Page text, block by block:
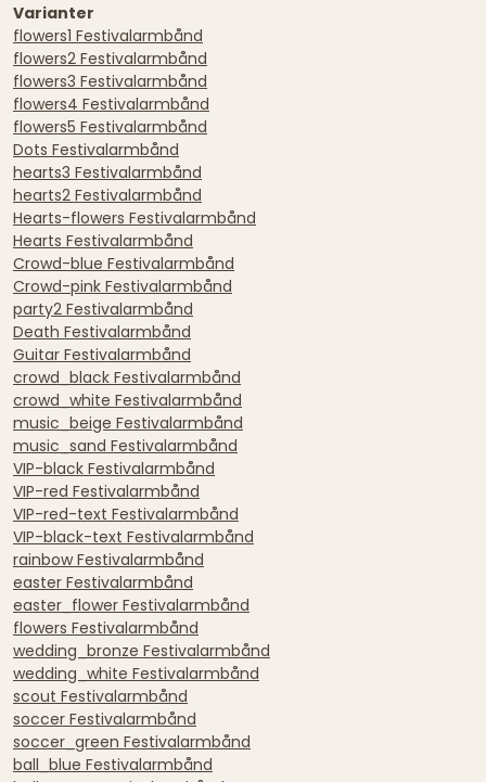
Varianter
flowers1 Festivalarmbånd
flowers2 Festivalarmbånd
flowers3 Festivalarmbånd
flowers4 Festivalarmbånd
flowers5 Festivalarmbånd
Dots Festivalarmbånd
hearts3 Festivalarmbånd
hearts2 Festivalarmbånd
Hearts-flowers Festivalarmbånd
Hearts Festivalarmbånd
Crowd-blue Festivalarmbånd
Crowd-pink Festivalarmbånd
party2 Festivalarmbånd
Death Festivalarmbånd
Guitar Festivalarmbånd
crowd_black Festivalarmbånd
crowd_white Festivalarmbånd
music_beige Festivalarmbånd
music_sand Festivalarmbånd
VIP-black Festivalarmbånd
VIP-red Festivalarmbånd
VIP-red-text Festivalarmbånd
VIP-black-text Festivalarmbånd
rainbow Festivalarmbånd
easter Festivalarmbånd
easter_flower Festivalarmbånd
flowers Festivalarmbånd
wedding_bronze Festivalarmbånd
wedding_white Festivalarmbånd
scout Festivalarmbånd
soccer Festivalarmbånd
soccer_green Festivalarmbånd
ball_blue Festivalarmbånd